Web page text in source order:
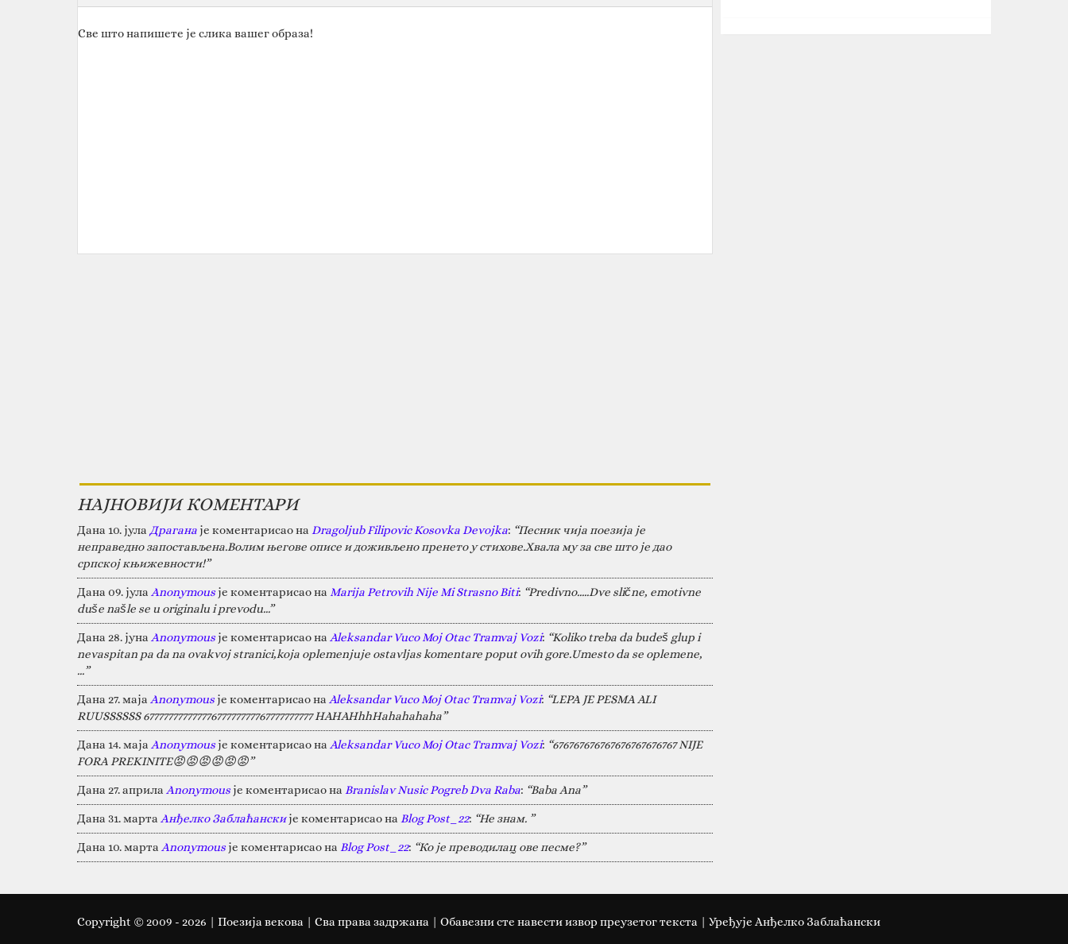
Све што напишете је слика вашег образа!
НАЈНОВИЈИ КОМЕНТАРИ
Дана 10. јула Драгана је коментарисао на Dragoljub Filipovic Kosovka Devojka: “Песник чија поезија је
неправедно запостављена.Волим његове описе и доживљено пренето у стихове.Хвала му за све што је дао
српској књижевности!”
Дана 09. јула Anonymous је коментарисао на Marija Petrovih Nije Mi Strasno Biti: “Predivno.....Dve slične, emotivne
duše našle se u originalu i prevodu...”
Дана 28. јуна Anonymous је коментарисао на Aleksandar Vuco Moj Otac Tramvaj Vozi: “Koliko treba da budeš glup i
nevaspitan pa da na ovakvoj stranici,koja oplemenjuje ostavljas komentare poput ovih gore.Umesto da se oplemene,
…”
Дана 27. маја Anonymous је коментарисао на Aleksandar Vuco Moj Otac Tramvaj Vozi: “LEPA JE PESMA ALI
RUUSSSSSS 67777777777777677777777767777777777 HAHAHhhHahahahaha”
Дана 14. маја Anonymous је коментарисао на Aleksandar Vuco Moj Otac Tramvaj Vozi: “676767676767676767676767 NIJE
FORA PREKINITE😡😡😡😡😡😡”
Дана 27. априла Anonymous је коментарисао на Branislav Nusic Pogreb Dva Raba: “Baba Ana”
Дана 31. марта Анђелко Заблаћанскије коментарисао на Blog Post_22: “Не знам. ”
Дана 10. марта Anonymous је коментарисао на Blog Post_22: “Ко је преводилац ове песме?”
Copyright © 2009 - 2026 | Поезија векова | Сва права задржана | Oбавезни сте навести извор преузетог текста | Уређује Анђелко Заблаћански